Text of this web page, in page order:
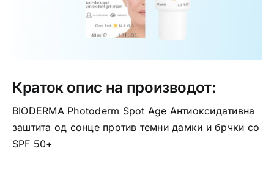
Краток опис на производот:
BIODERMA Photoderm Spot Age Антиоксидативна
заштита од сонце против темни дамки и брчки со
SPF 50+